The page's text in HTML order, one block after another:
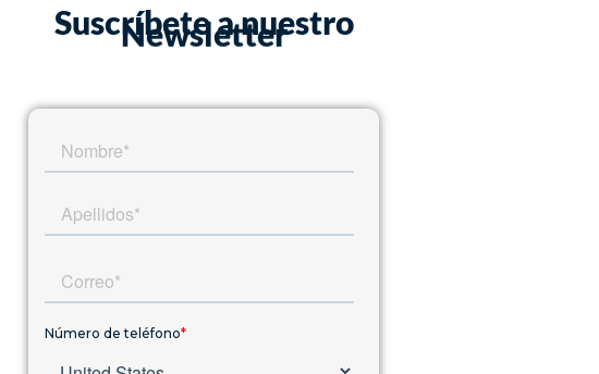
Suscríbete a nuestro
Newsletter